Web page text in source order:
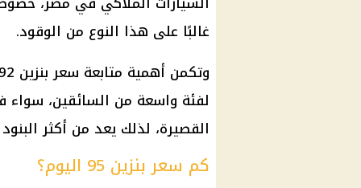
غالبًا على هذا النوع من الوقود.
لفئة واسعة من السائقين، سواء
القصيرة، لذلك يعد من أكثر
كم سعر بنزين 95 اليوم؟